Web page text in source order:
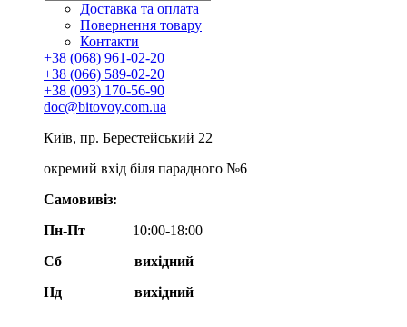
Доставка та оплата
Повернення товару
Контакти
+38 (068) 961-02-20
+38 (066) 589-02-20
+38 (093) 170-56-90
doc@bitovoy.com.ua
Київ, пр. Берестейський 22
окремий вхід біля парадного №6
Самовивіз:
Пн-Пт
10:00-18:00
Сб
вихідний
Нд
вихідний